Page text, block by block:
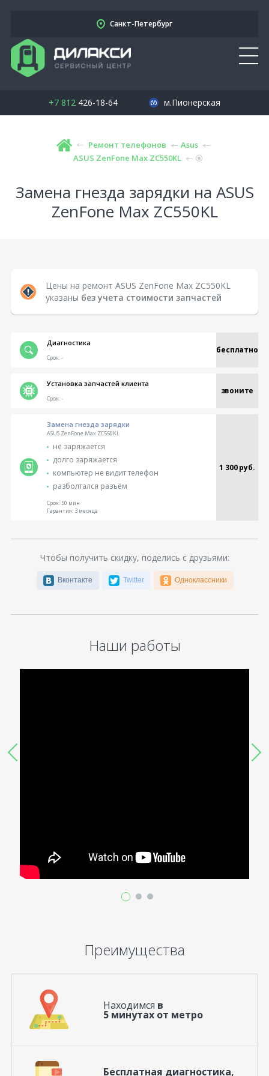
Санкт-Петербург
+7 812426-18-64 м.Пионерская
Ремонт телефонов
Asus
ASUS ZenFone Max ZC550KL
Замена гнезда зарядки на ASUS
ZenFone Max ZC550KL
Цены на ремонт ASUS ZenFone Max ZC550KL
указаны без учета стоимости запчастей
Диагностика
бесплатно
Срок:-
Установка запчастей клиента
звоните
Срок:-
Замена гнезда зарядки
ASUS ZenFone Max ZC550KL
не заряжается
долго заряжается
компьютер не видит телефон
разболтался разъём
1 300 руб.
Срок:50 мин
Гарантия:3 месяца
Чтобы получить скидку, поделись с друзьями:
Вконтакте Twitter Одноклассники
Наши работы
Преимущества
Находимся в
5 минутах от метро
Бесплатная диагностика,